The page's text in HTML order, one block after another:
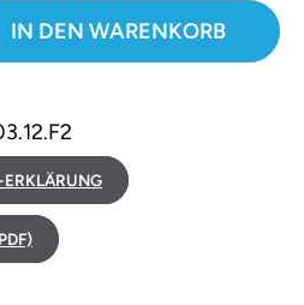
Gib den
IN DEN WARENKORB